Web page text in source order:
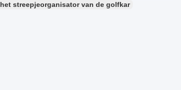
het streepjeorganisator van de golfkar